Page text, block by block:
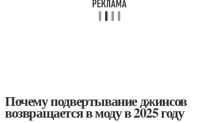
Почему подвертывание джинсов
возвращается в моду в 2025 году